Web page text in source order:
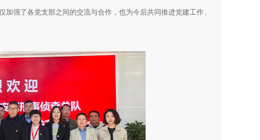
强了各党支部之间的交流与合作，也为今后共同推进党建工作、